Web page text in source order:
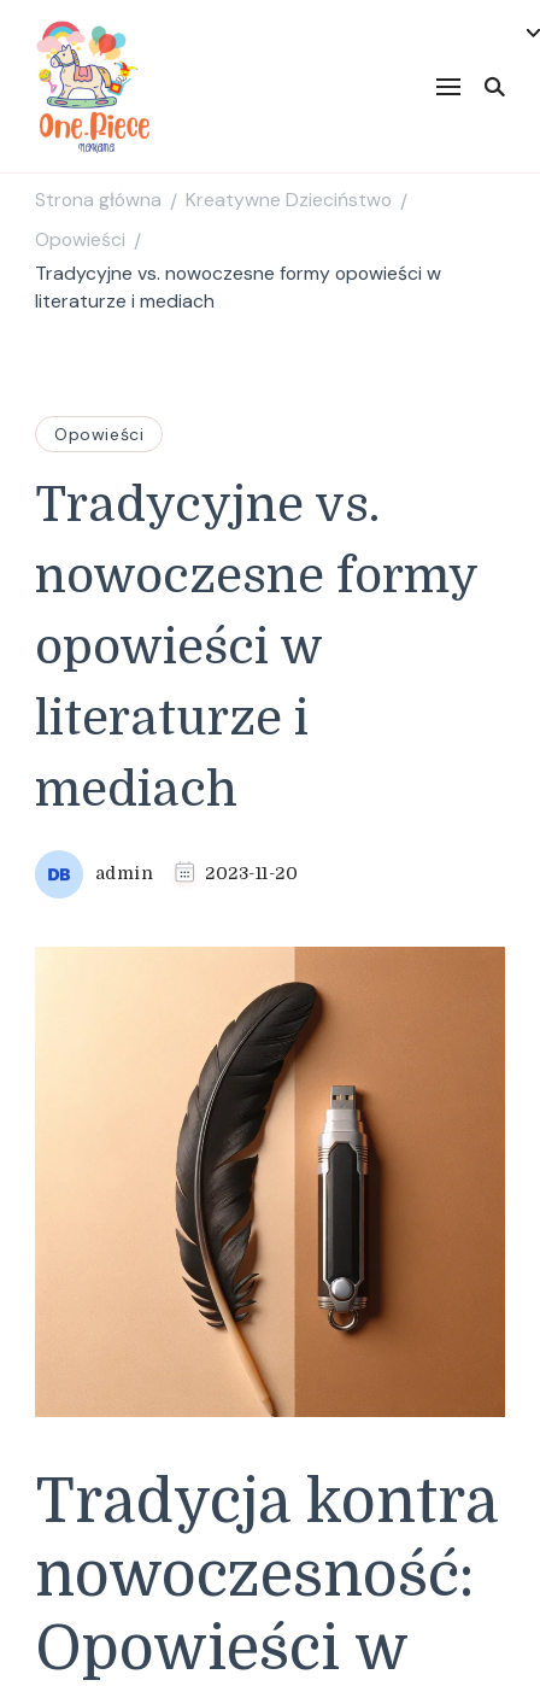
Strona główna / Kreatywne Dzieciństwo /
Opowieści /
Tradycyjne vs. nowoczesne formy opowieści w
literaturze i mediach
Opowieści
Tradycyjne vs.
nowoczesne formy
opowieści w
literaturze i
mediach
admin 2023-11-20
Tradycja kontra
nowoczesność:
Opowieści w